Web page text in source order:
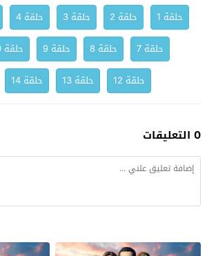
حلقة 1 حلقة 2 حلقة 3 حلقة 4
حلقة 7
حلقة 8 حلقة 9 حلقة 10
حلقة 12
حلقة 13 حلقة 14
0 التعليقات